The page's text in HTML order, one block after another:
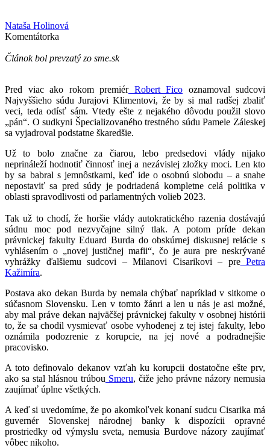
Nataša Holinová
Komentátorka
Článok bol prevzatý zo sme.sk
Pred viac ako rokom premiérRobert Fico oznamoval sudcovi
Najvyššieho súdu Jurajovi Klimentovi, že by si mal radšej zbaliť
veci, teda odísť sám. Vtedy ešte z nejakého dôvodu použil slovo
„pán“. O sudkyni Špecializovaného trestného súdu Pamele Záleskej
sa vyjadroval podstatne škaredšie.
Už to bolo značne za čiarou, lebo predsedovi vlády nijako
neprináleží hodnotiť činnosť inej a nezávislej zložky moci. Len kto
by sa babral s jemnôstkami, keď ide o osobnú slobodu – a snahe
nepostaviť sa pred súdy je podriadená kompletne celá politika v
oblasti spravodlivosti od parlamentných volieb 2023.
Tak už to chodí, že horšie vlády autokratického razenia dostávajú
súdnu moc pod nezvyčajne silný tlak. A potom príde dekan
právnickej fakulty Eduard Burda do obskúrnej diskusnej relácie s
vyhlásením o „novej justičnej mafii“, čo je aura pre neskrývané
vyhrážky ďalšiemu sudcovi – Milanovi Cisarikovi – prePetra
Kažimíra.
Postava ako dekan Burda by nemala chýbať napríklad v sitkome o
súčasnom Slovensku. Len v tomto žánri a len u nás je asi možné,
aby mal práve dekan najväčšej právnickej fakulty v osobnej histórii
to, že sa chodil vysmievať osobe vyhodenej z tej istej fakulty, lebo
oznámila podozrenie z korupcie, na jej nové a podradnejšie
pracovisko.
A toto definovalo dekanov vzťah ku korupcii dostatočne ešte prv,
ako sa stal hlásnou trúbou Smeru, čiže jeho právne názory nemusia
zaujímať úplne všetkých.
A keď si uvedomíme, že po akomkoľvek konaní sudcu Cisarika má
guvernér Slovenskej národnej banky k dispozícii opravné
prostriedky od výmyslu sveta, nemusia Burdove názory zaujímať
vôbec nikoho.